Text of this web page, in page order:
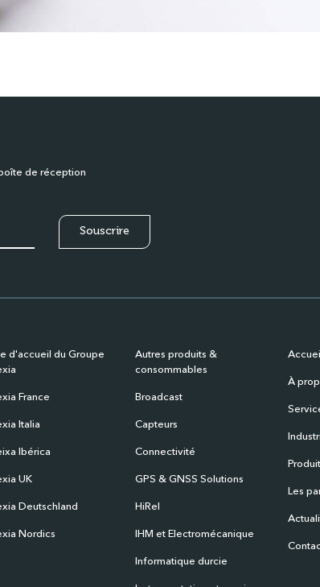
de réception
d'accueil du Groupe
France
Italia
Ibérica
UK
Deutschland
Nordics
Autres produits &
consommables
Broadcast
Capteurs
Connectivité
GPS & GNSS Solutions
HiRel
IHM et Electromécanique
Informatique durcie
Accueil
À
Les